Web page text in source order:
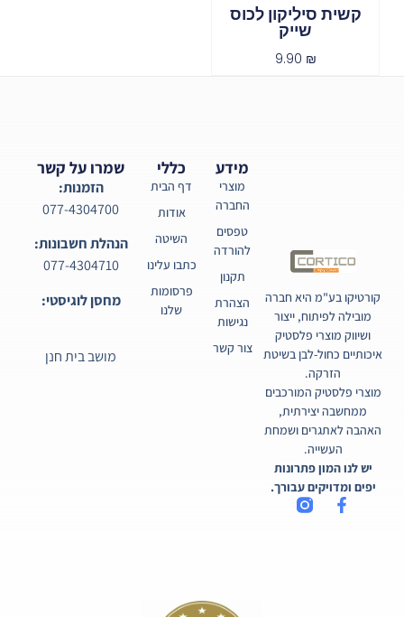
קשית סיליקון לכוס
שייק
9.90 ₪
קורטיקו בע"מ היא חברה
מובילה לפיתוח, ייצור
ושיווק מוצרי פלסטיק
איכותיים כחול-לבן בשיטת
הזרקה.
מוצרי פלסטיק המורכבים
ממחשבה יצירתית,
האהבה לאתגרים ושמחת
העשייה.
יש לנו המון פתרונות
יפים ומדויקים עבורך.
כללי
דף הבית
אודות
השיטה
כתבו עלינו
פרסומות
שלנו
מידע
מוצרי
החברה
טפסים
להורדה
תקנון
הצהרת
נגישות
צור קשר
שמרו על קשר
הזמנות:
077-4304700
הנהלת חשבונות:
077-4304710
מחסן לוגיסטי:
מושב בית חנן